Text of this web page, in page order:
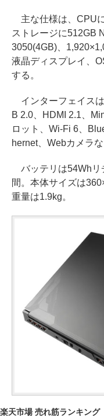
主な仕様は、CPU
ストレージに512GB
3050(4GB)、
液晶ディスプレイ、
する。
インターフェイス
B 2.0、HDMI 2.1、
ロット、Wi-Fi 6、
hernet、Webカメラな
バッテリは54Whリ
間。本体サイズは
重量は1.9kg。
楽天市場 売れ筋ランキング